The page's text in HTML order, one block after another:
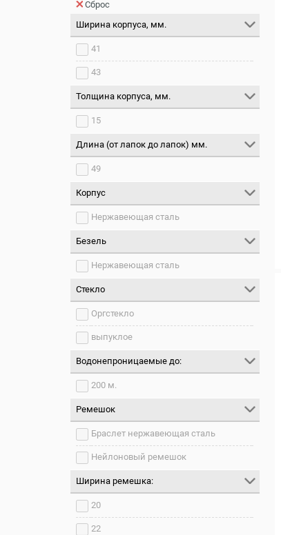
Сброс
Ширина корпуса, мм.
41
43
Толщина корпуса, мм.
15
Длина (от лапок до лапок) мм.
49
Корпус
Нержавеющая сталь
Безель
Нержавеющая сталь
Стекло
Оргстекло
выпуклое
Водонепроницаемые до:
200 м.
Ремешок
Браслет нержавеющая сталь
Нейлоновый ремешок
Ширина ремешка:
20
22